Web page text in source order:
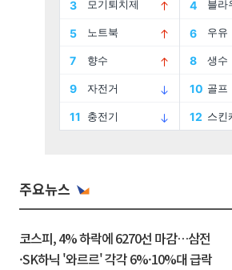
주요뉴스
코스피, 4% 하락에 6270선 마감…삼전
·SK하닉 '와르르' 각각 6%·10%대 급락